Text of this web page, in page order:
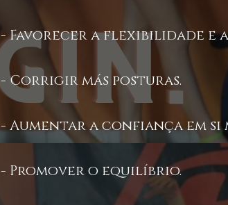
- Favorecer a flexibilidade e
- Corrigir más posturas.
- Aumentar a confiança em si
- Promover o equilíbrio.